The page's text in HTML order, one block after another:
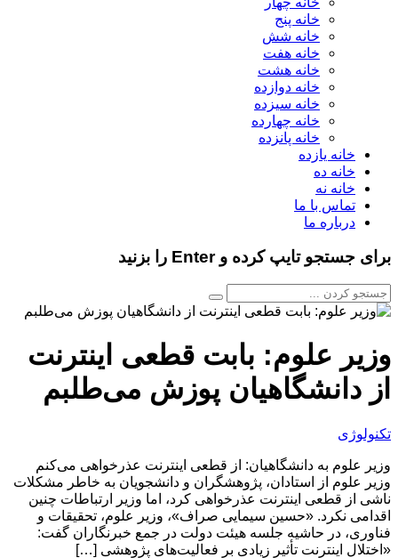
خانه پنج
خانه شش
خانه هفت
خانه هشت
خانه دوازده
خانه سیزده
خانه چهارده
خانه پانزده
خانه یازده
خانه ده
خانه نه
تماس با ما
درباره ما
برای جستجو تایپ کرده و Enter را بزنید
وزیر علوم: بابت قطعی اینترنت
از دانشگاهیان پوزش می‌طلبم
تکنولوژی
وزیر علوم به دانشگاهیان: از قطعی اینترنت عذرخواهی می‌کنم
وزیر علوم از استادان، پژوهشگران و دانشجویان به خاطر مشکلات
ناشی از قطعی اینترنت عذرخواهی کرد، اما وزیر ارتباطات چنین
اقدامی نکرد. «حسین سیمایی صراف»، وزیر علوم، تحقیقات و
فناوری، در حاشیه جلسه هیئت دولت در جمع خبرنگاران گفت:
«اختلال اینترنت تأثیر زیادی بر فعالیت‌های پژوهشی […]